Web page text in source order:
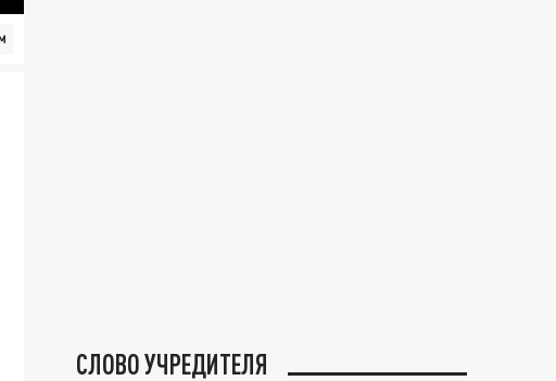
СЛОВО УЧРЕДИТЕЛЯ